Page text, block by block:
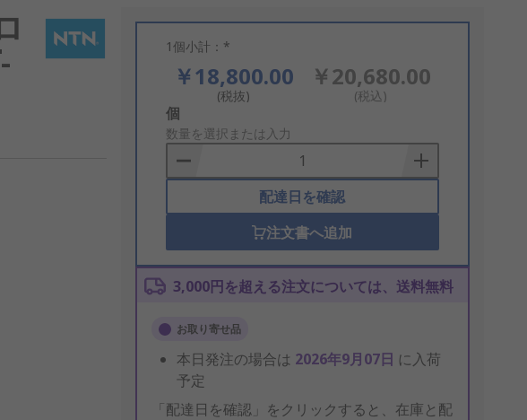
1個小計：*
￥18,800.00
(税抜)
￥20,680.00
(税込)
Add
to
Basket
個
数量を選択または入力
配達日を確認
注文書へ追加
3,000円を超える注文については、送料無料
お取り寄せ品
本日発注の場合は 2026年9月07日 に入荷
予定
「配達日を確認」をクリックすると、在庫と配